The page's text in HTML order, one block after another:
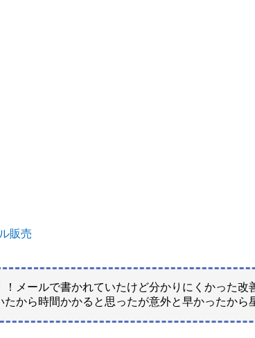
販売
メールで書かれていたけど分かりにくかった改
たから時間かかると思ったが意外と早かったから